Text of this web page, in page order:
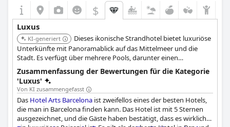
$
Luxus
KI-generiert
Dieses ikonische Strandhotel bietet luxuriöse
Unterkünfte mit Panoramablick auf das Mittelmeer und die
Stadt. Es verfügt über mehrere Pools, darunter einen
atemberaubenden Infinity-Pool, ein Spa und mehrere
gehobene Restaurants.
Zusammenfassung der Bewertungen für die Kategorie
'Luxus'
Von KI zusammengefasst
Das Hotel Arts Barcelona ist zweifellos eines der besten Hotels,
die man in Barcelona finden kann. Das Hotel ist mit 5 Sternen
ausgezeichnet, und die Gäste haben bestätigt, dass es wirklich